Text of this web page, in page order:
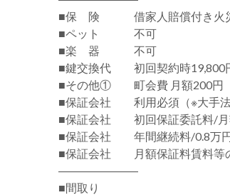
■保 険 借家人賠償付き火災
■ペット 不可
■楽 器 不可
■鍵交換代 初回契約時19,800
■その他① 町会費 月額200円
■保証会社 利用必須（※大手法
■保証会社 初回保証委託料/月
■保証会社 年間継続料/0.8万円
■保証会社 月額保証料賃料等
―――――――
■間取り